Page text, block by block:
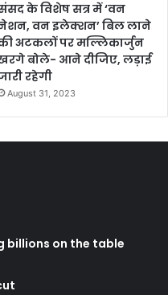
के विशेष सत्र में ‘वन
वन इलेक्शन’ बिल लाने
अटकलों पर मल्लिकार्जुन
बोले- आने दीजिए, लड़ाई
रहेगी
August 31, 2023
billions on the table